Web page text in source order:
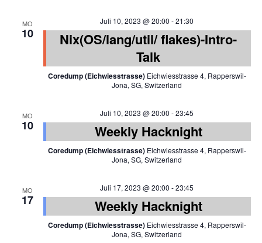
MO
10
Juli 10, 2023 @ 20:00 -21:30
Nix(OS/lang/util/ flakes)-Intro-
Talk
Coredump (Eichwiesstrasse) Eichwiesstrasse 4, Rapperswil-
Jona, SG, Switzerland
MO
10
Juli 10, 2023 @ 20:00 -23:45
Weekly Hacknight
Coredump (Eichwiesstrasse) Eichwiesstrasse 4, Rapperswil-
Jona, SG, Switzerland
MO
17
Juli 17, 2023 @ 20:00 -23:45
Weekly Hacknight
Coredump (Eichwiesstrasse) Eichwiesstrasse 4, Rapperswil-
Jona, SG, Switzerland